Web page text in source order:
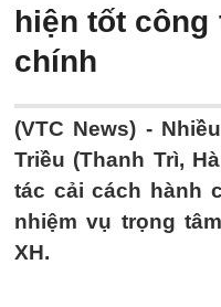
hiện tốt công
chính
(VTC News) -
Triều (Thanh Trì,
tác cải cách hành
nhiệm vụ trọng
XH.